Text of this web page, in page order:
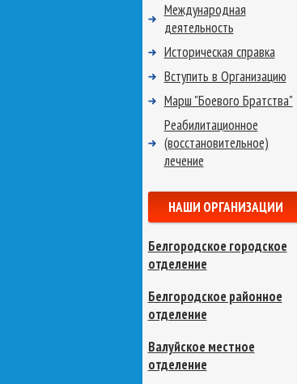
Международная
деятельность
Историческая справка
Вступить в Организацию
Марш "Боевого Братства"
Реабилитационное
(восстановительное)
лечение
НАШИ ОРГАНИЗАЦИИ
Белгородское городское
отделение
Белгородское районное
отделение
Валуйское местное
отделение